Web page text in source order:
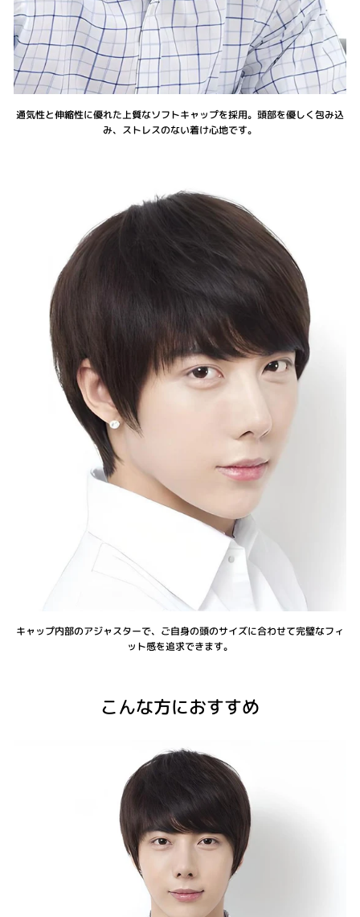
通気性と伸縮性に優れた上質なソフトキャップを採用。頭部を優しく包み込
み、ストレスのない着け心地です。
キャップ内部のアジャスターで、ご自身の頭のサイズに合わせて完璧なフィ
ット感を追求できます。
こんな方におすすめ